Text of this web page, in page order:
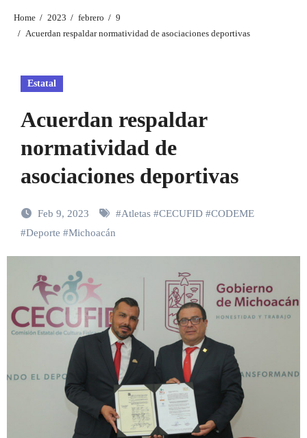
Home 2023 febrero
9
Acuerdan respaldar normatividad de asociaciones deportivas
Estatal
Acuerdan respaldar
normatividad de
asociaciones deportivas
Feb 9, 2023 #Atletas#CECUFID#CODEME
#Deporte #Michoacán